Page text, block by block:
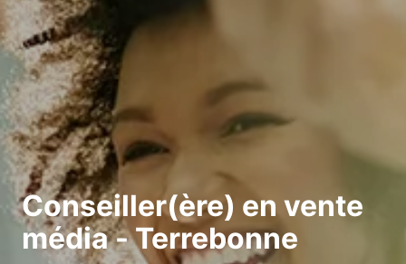
Conseiller(ère) en vente
média - Terrebonne